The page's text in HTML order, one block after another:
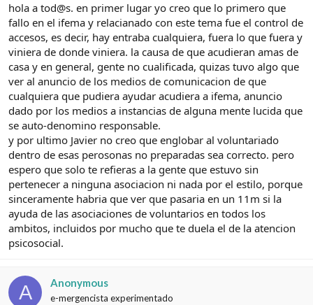
hola a tod@s. en primer lugar yo creo que lo primero que
fallo en el ifema y relacianado con este tema fue el control de
accesos, es decir, hay entraba cualquiera, fuera lo que fuera y
viniera de donde viniera. la causa de que acudieran amas de
casa y en general, gente no cualificada, quizas tuvo algo que
ver al anuncio de los medios de comunicacion de que
cualquiera que pudiera ayudar acudiera a ifema, anuncio
dado por los medios a instancias de alguna mente lucida que
se auto-denomino responsable.
y por ultimo Javier no creo que englobar al voluntariado
dentro de esas perosonas no preparadas sea correcto. pero
espero que solo te refieras a la gente que estuvo sin
pertenecer a ninguna asociacion ni nada por el estilo, porque
sinceramente habria que ver que pasaria en un 11m si la
ayuda de las asociaciones de voluntarios en todos los
ambitos, incluidos por mucho que te duela el de la atencion
psicosocial.
A Anonymous
e-mergencista experimentado